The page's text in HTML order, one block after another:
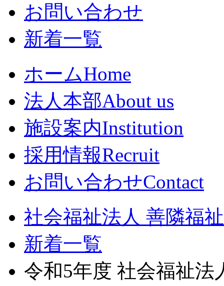
お問い合わせ
新着一覧
ホームHome
法人本部About us
施設案内Institution
採用情報Recruit
お問い合わせContact
社会福祉法人 善隣福
新着一覧
令和5年度 社会福祉法